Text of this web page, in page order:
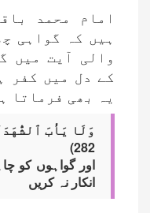
امام محمد
ہیں کہ گواہی
والی آیت میں
کے دل میں کفر
یہ بھی فرماتا
وَلَا يَأْبَ
282)
اور گواہوں کو
انکار نہ کریں